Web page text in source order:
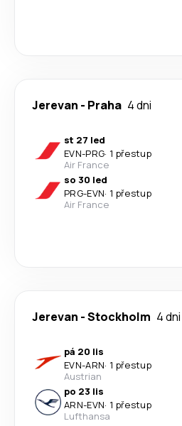
Jerevan - Praha 4 dni
st 27 led
EVN-PRG· 1 přestup
Air France
so 30 led
PRG-EVN· 1 přestup
Air France
Jerevan -Stockholm 4 dni
pá 20 lis
EVN-ARN· 1 přestup
Austrian
po 23 lis
ARN-EVN· 1 přestup
Lufthansa